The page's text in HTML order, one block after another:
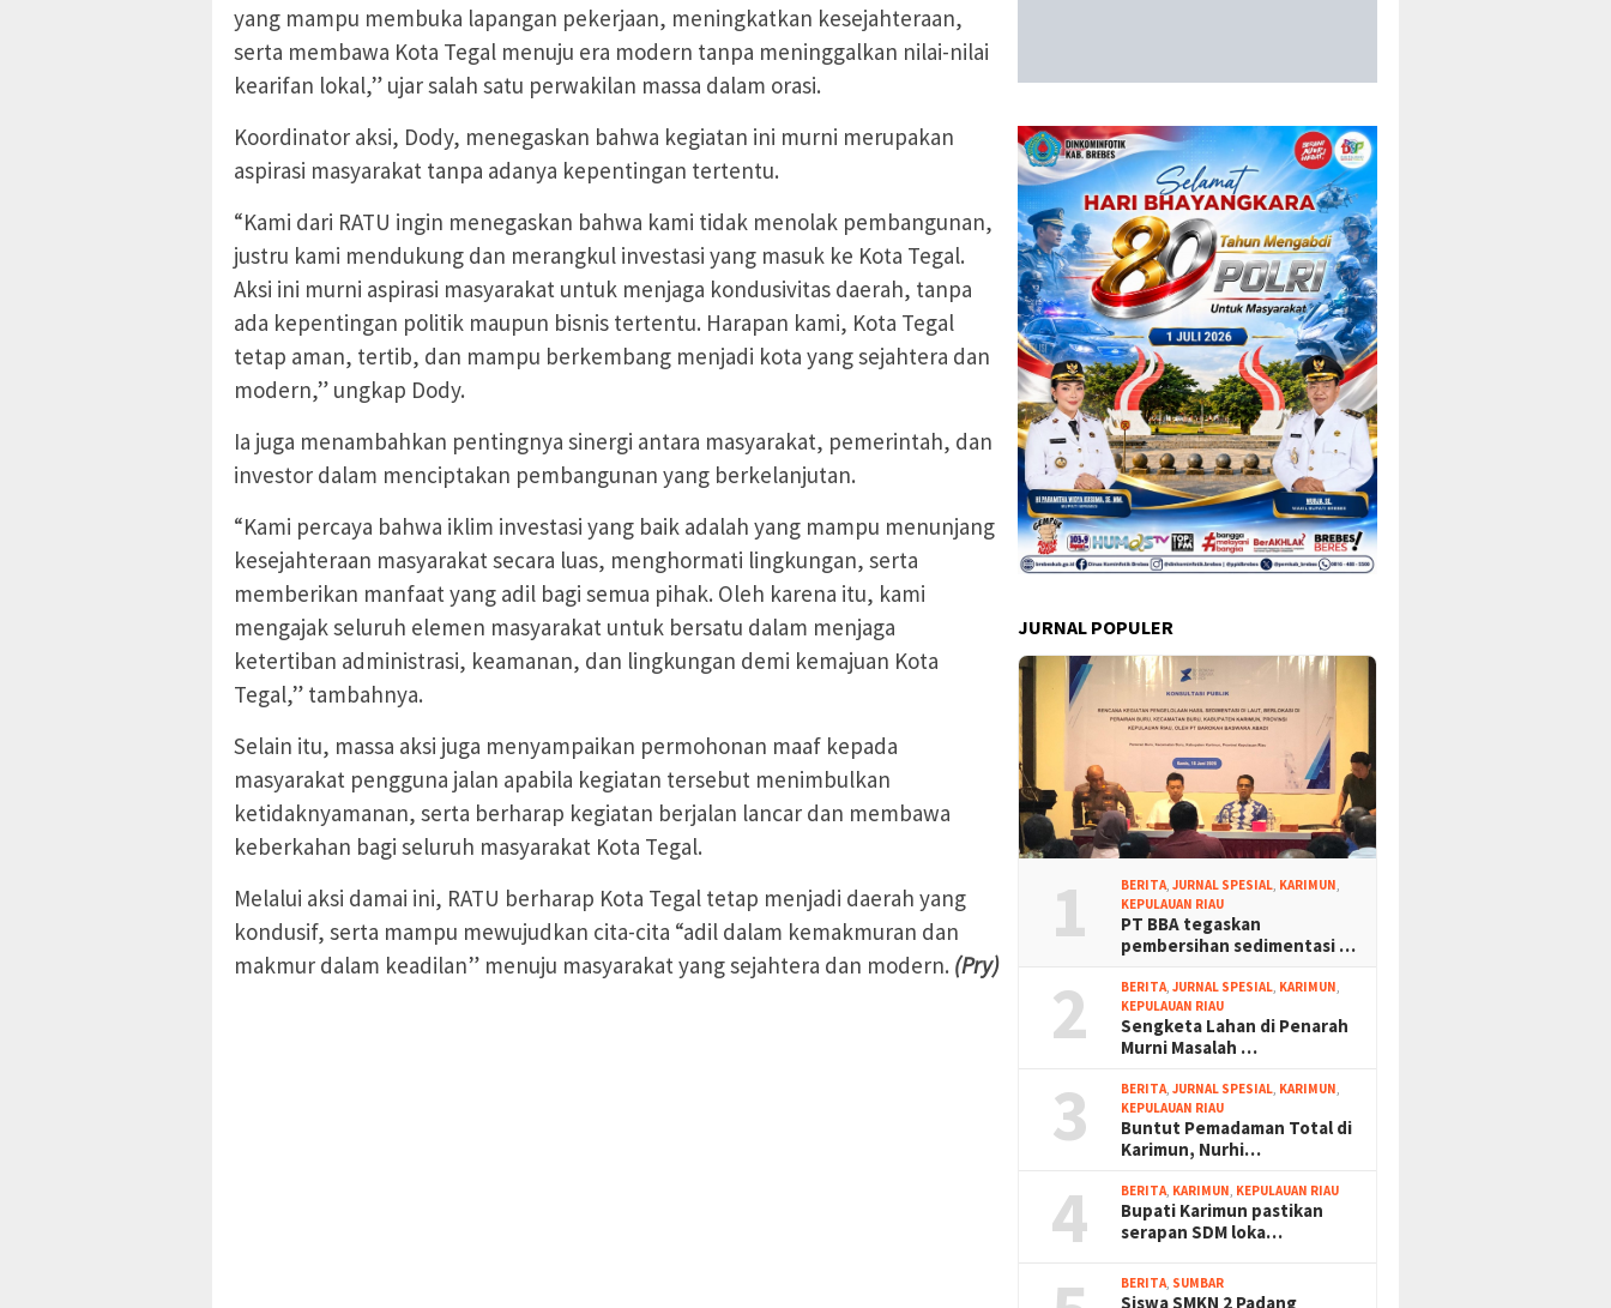
yang mampu membuka lapangan pekerjaan, meningkatkan kesejahteraan,
serta membawa Kota Tegal menuju era modern tanpa meninggalkan nilai-nilai
kearifan lokal,” ujar salah satu perwakilan massa dalam orasi.
Koordinator aksi, Dody, menegaskan bahwa kegiatan ini murni merupakan
aspirasi masyarakat tanpa adanya kepentingan tertentu.
“Kami dari RATU ingin menegaskan bahwa kami tidak menolak pembangunan,
justru kami mendukung dan merangkul investasi yang masuk ke Kota Tegal.
Aksi ini murni aspirasi masyarakat untuk menjaga kondusivitas daerah, tanpa
ada kepentingan politik maupun bisnis tertentu. Harapan kami, Kota Tegal
tetap aman, tertib, dan mampu berkembang menjadi kota yang sejahtera dan
modern,” ungkap Dody.
Ia juga menambahkan pentingnya sinergi antara masyarakat, pemerintah, dan
investor dalam menciptakan pembangunan yang berkelanjutan.
“Kami percaya bahwa iklim investasi yang baik adalah yang mampu menunjang
kesejahteraan masyarakat secara luas, menghormati lingkungan, serta
memberikan manfaat yang adil bagi semua pihak. Oleh karena itu, kami
mengajak seluruh elemen masyarakat untuk bersatu dalam menjaga
ketertiban administrasi, keamanan, dan lingkungan demi kemajuan Kota
Tegal,” tambahnya.
Selain itu, massa aksi juga menyampaikan permohonan maaf kepada
masyarakat pengguna jalan apabila kegiatan tersebut menimbulkan
ketidaknyamanan, serta berharap kegiatan berjalan lancar dan membawa
keberkahan bagi seluruh masyarakat Kota Tegal.
Melalui aksi damai ini, RATU berharap Kota Tegal tetap menjadi daerah yang
kondusif, serta mampu mewujudkan cita-cita “adil dalam kemakmuran dan
makmur dalam keadilan” menuju masyarakat yang sejahtera dan modern. (Pry)
JURNAL POPULER
1 BERITA,JURNAL SPESIAL, KARIMUN,
KEPULAUAN RIAU
PT BBA tegaskan
pembersihan sedimentasi …
2 BERITA,JURNAL SPESIAL, KARIMUN,
KEPULAUAN RIAU
Sengketa Lahan di Penarah
Murni Masalah …
3 BERITA,JURNAL SPESIAL, KARIMUN,
KEPULAUAN RIAU
Buntut Pemadaman Total di
Karimun, Nurhi…
4 BERITA, KARIMUN, KEPULAUAN RIAU
Bupati Karimun pastikan
serapan SDM loka…
BERITA, SUMBAR
Siswa SMKN 2 Padang